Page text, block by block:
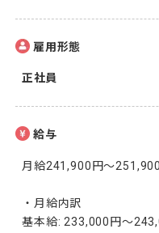
雇用形態
正社員
給与
月給241,900円〜
・月給内訳
基本給: 233,000円〜